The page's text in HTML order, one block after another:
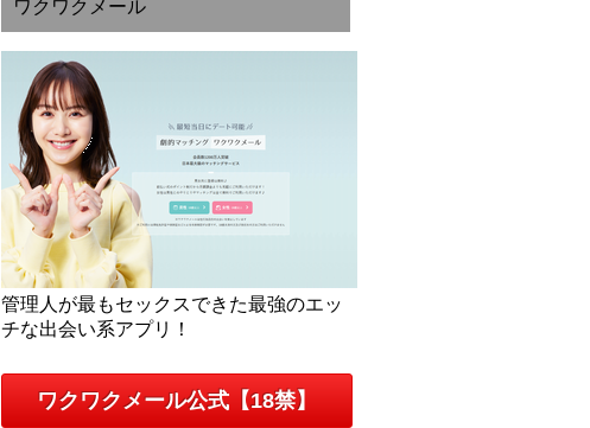
ワクワクメール
管理人が最もセックスできた最強のエッ
チな出会い系アプリ！
ワクワクメール公式【18禁】